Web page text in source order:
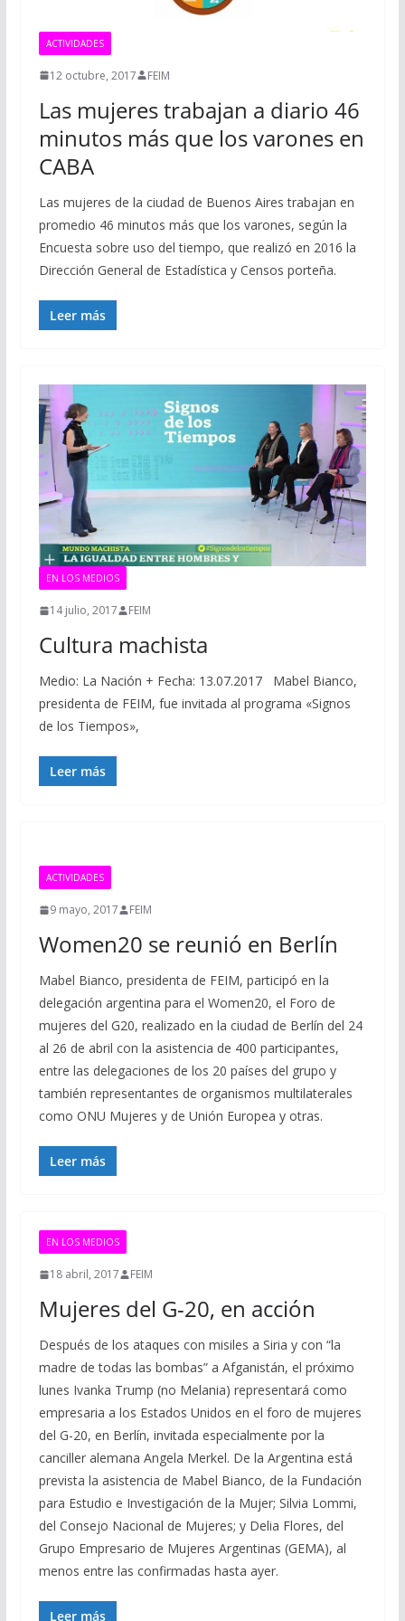
ACTIVIDADES
12 octubre, 2017 FEIM
Las mujeres trabajan a diario 46
minutos más que los varones en
CABA
Las mujeres de la ciudad de Buenos Aires trabajan en
promedio 46 minutos más que los varones, según la
Encuesta sobre uso del tiempo, que realizó en 2016 la
Dirección General de Estadística y Censos porteña.
Leer más
EN LOS MEDIOS
14 julio, 2017 FEIM
Cultura machista
Medio: La Nación + Fecha: 13.07.2017 Mabel Bianco,
presidenta de FEIM, fue invitada al programa «Signos
de los Tiempos»,
Leer más
ACTIVIDADES
9 mayo, 2017 FEIM
Women20 se reunió en Berlín
Mabel Bianco, presidenta de FEIM, participó en la
delegación argentina para el Women20, el Foro de
mujeres del G20, realizado en la ciudad de Berlín del 24
al 26 de abril con la asistencia de 400 participantes,
entre las delegaciones de los 20 países del grupo y
también representantes de organismos multilaterales
como ONU Mujeres y de Unión Europea y otras.
Leer más
EN LOS MEDIOS
18 abril, 2017 FEIM
Mujeres del G-20, en acción
Después de los ataques con misiles a Siria y con “la
madre de todas las bombas” a Afganistán, el próximo
lunes Ivanka Trump (no Melania) representará como
empresaria a los Estados Unidos en el foro de mujeres
del G-20, en Berlín, invitada especialmente por la
canciller alemana Angela Merkel. De la Argentina está
prevista la asistencia de Mabel Bianco, de la Fundación
para Estudio e Investigación de la Mujer; Silvia Lommi,
del Consejo Nacional de Mujeres; y Delia Flores, del
Grupo Empresario de Mujeres Argentinas (GEMA), al
menos entre las confirmadas hasta ayer.
Leer más